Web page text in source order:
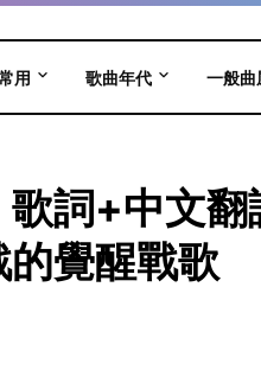
用 歌曲年代 一般曲
詞+中文翻
覺醒戰歌